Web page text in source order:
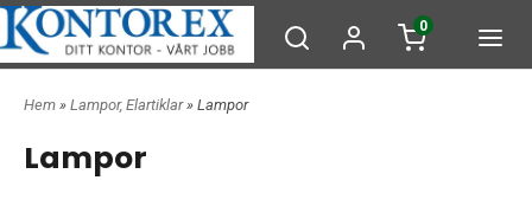
0
Hem » Lampor, Elartiklar» Lampor
Lampor